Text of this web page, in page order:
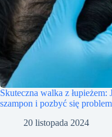
Skuteczna walka z
szampon i pozbyć się
20 listopada 2024